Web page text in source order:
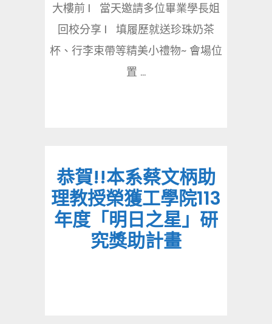
大樓前 l 當天邀請多位畢業學長姐
回校分享 l 填履歷就送珍珠奶茶
杯、行李束帶等精美小禮物~ 會場位
置 ...
恭賀!!本系蔡文柄助
理教授榮獲工學院113
年度「明日之星」研
究獎助計畫